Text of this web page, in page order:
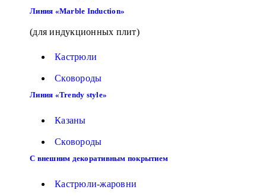
Линия «Marble Induction»
(для индукционных плит)
Кастрюли
Сковороды
Линия «Trendy style»
Казаны
Сковороды
С внешним декоративным покрытием
Кастрюли-жаровни